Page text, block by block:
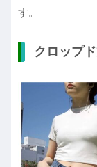
す。
クロップ